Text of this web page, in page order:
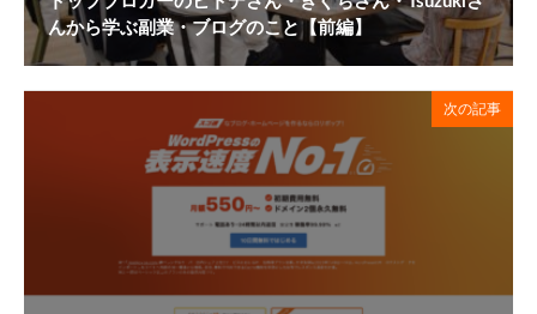
んから学ぶ副業・ブログのこと【前編】
次の記事